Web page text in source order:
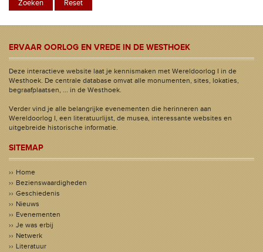
ERVAAR OORLOG EN VREDE IN DE WESTHOEK
Deze interactieve website laat je kennismaken met Wereldoorlog I in de
Westhoek. De centrale database omvat alle monumenten, sites, lokaties,
begraafplaatsen, ... in de Westhoek.
Verder vind je alle belangrijke evenementen die herinneren aan
Wereldoorlog I, een literatuurlijst, de musea, interessante websites en
uitgebreide historische informatie.
SITEMAP
Home
Bezienswaardigheden
Geschiedenis
Nieuws
Evenementen
Je was erbij
Netwerk
Literatuur